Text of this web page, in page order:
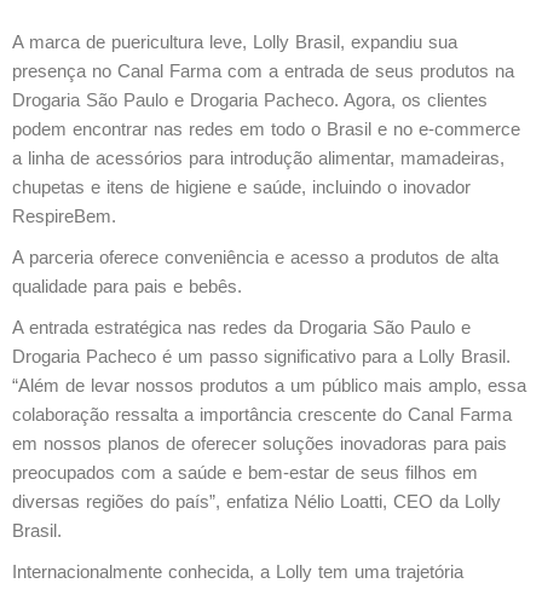
A marca de puericultura leve, Lolly Brasil, expandiu sua
presença no Canal Farma com a entrada de seus produtos na
Drogaria São Paulo e Drogaria Pacheco. Agora, os clientes
podem encontrar nas redes em todo o Brasil e no e-commerce
a linha de acessórios para introdução alimentar, mamadeiras,
chupetas e itens de higiene e saúde, incluindo o inovador
RespireBem.
A parceria oferece conveniência e acesso a produtos de alta
qualidade para pais e bebês.
A entrada estratégica nas redes da Drogaria São Paulo e
Drogaria Pacheco é um passo significativo para a Lolly Brasil.
“Além de levar nossos produtos a um público mais amplo, essa
colaboração ressalta a importância crescente do Canal Farma
em nossos planos de oferecer soluções inovadoras para pais
preocupados com a saúde e bem-estar de seus filhos em
diversas regiões do país”, enfatiza Nélio Loatti, CEO da Lolly
Brasil.
Internacionalmente conhecida, a Lolly tem uma trajetória